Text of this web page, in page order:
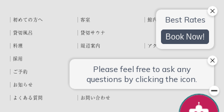
初めての方へ 客室
館内・施設
貸切風呂
貸切サウナ
料理
周辺案内
アクセス
採用
ご予約
宿泊約款
プライバシーポリシー
お知らせ
お客様の声
泉翠ブログ
よくある質問
お問い合わせ